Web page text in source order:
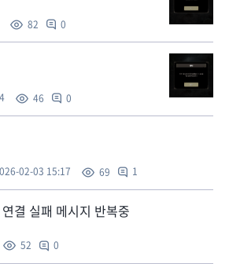
82 0
46 0
02-03 15:17 69 1
결 실패 메시지 반복중
52 0